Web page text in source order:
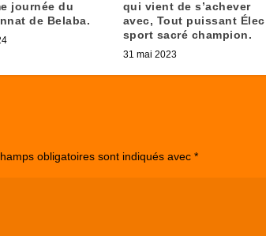
journée du
de Belaba.
qui vient de s’achever
avec, Tout puissant Élec
sport sacré champion.
31 mai 2023
obligatoires sont indiqués avec*